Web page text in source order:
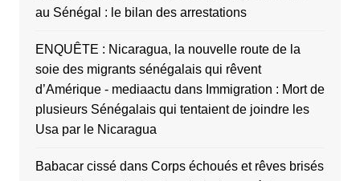
au Sénégal : le bilan des arrestations
ENQUÊTE : Nicaragua, la nouvelle route de la
soie des migrants sénégalais qui rêvent
d’Amérique - mediaactu dans Immigration : Mort de
plusieurs Sénégalais qui tentaient de joindre les
Usa par le Nicaragua
Babacar cissédans Corps échoués et rêves brisés